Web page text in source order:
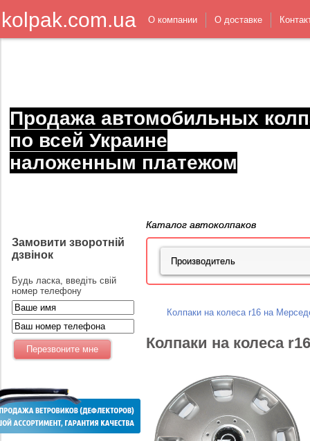
kolpak.com.ua О компании О доставке
Продажа автомобильных
по всей Украине
наложенным платежом
Замовити зворотній
дзвінок
Будь ласка, введіть свій
номер телефону
Каталог автоколпаков
Колпаки на колеса r16 на
Колпаки на колеса